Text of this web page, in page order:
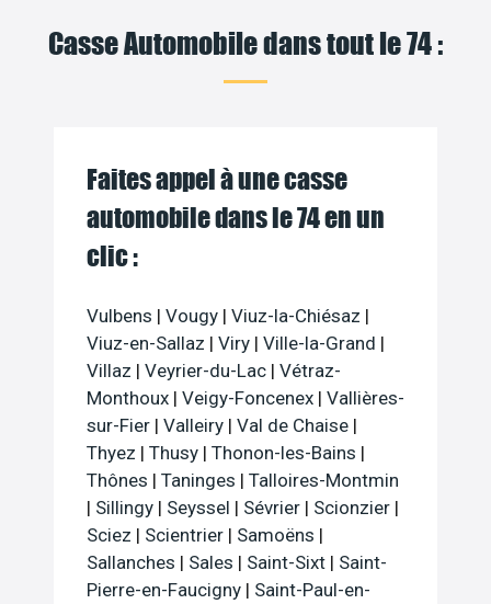
Casse Automobile dans tout le 74 :
Faites appel à une casse
automobile dans le 74 en un
clic :
Vulbens | Vougy | Viuz-la-Chiésaz |
Viuz-en-Sallaz | Viry | Ville-la-Grand |
Villaz | Veyrier-du-Lac | Vétraz-
Monthoux | Veigy-Foncenex | Vallières-
sur-Fier | Valleiry | Val de Chaise |
Thyez | Thusy | Thonon-les-Bains |
Thônes | Taninges | Talloires-Montmin
| Sillingy | Seyssel | Sévrier | Scionzier |
Sciez | Scientrier | Samoëns |
Sallanches | Sales | Saint-Sixt | Saint-
Pierre-en-Faucigny | Saint-Paul-en-